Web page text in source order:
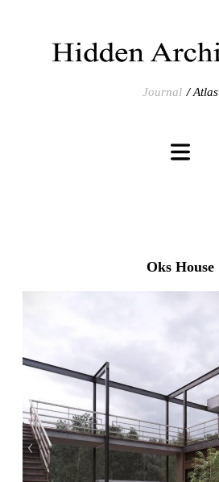
Journal Atlas
Oks House